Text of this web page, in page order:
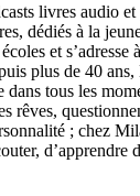
livres audio
dédiés à la
et
plus de 40
dans tous les
rêves,
; chez
d’apprendre